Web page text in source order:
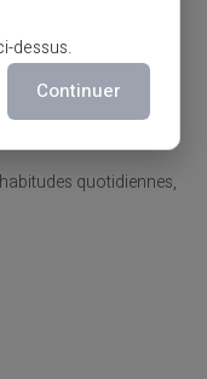
mobile avec
quotidiennes,
dessus.
Continuer